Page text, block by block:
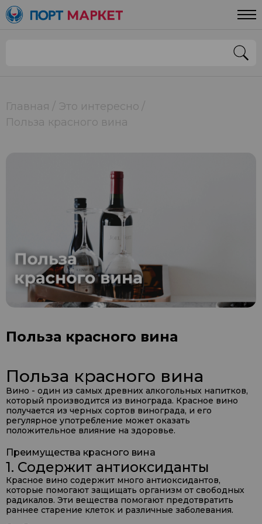
Главная
Это интересно
Польза красного вина
Польза красного вина
Польза красного вина
Вино - один из самых древних алкогольных напитков,
который производится из винограда. Красное вино
получается из черных сортов винограда, и его
регулярное употребление может оказать
положительное влияние на здоровье.
Преимущества красного вина
1. Содержит антиоксиданты
Красное вино содержит много антиоксидантов,
которые помогают защищать организм от свободных
радикалов. Эти вещества помогают предотвратить
раннее старение клеток и различные заболевания.